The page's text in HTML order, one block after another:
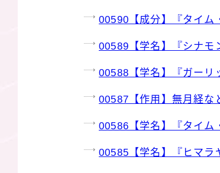
00590【成分】『タイム
00589【学名】『シナモ
00588【学名】『ガーリ
00587【作用】無月経な
00586【学名】『タイム
00585【学名】『ヒマラ